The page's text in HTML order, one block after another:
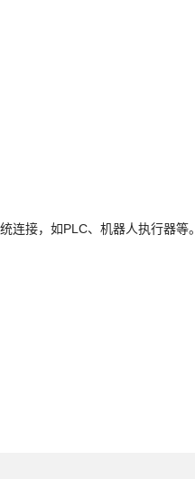
连接，如PLC、机器人执行器等。